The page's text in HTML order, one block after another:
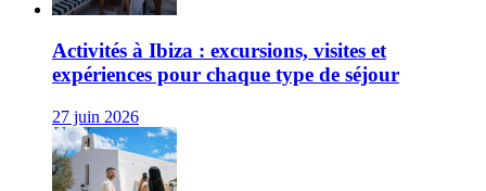
Activités à Ibiza : excursions, visites et
expériences pour chaque type de séjour
27 juin 2026